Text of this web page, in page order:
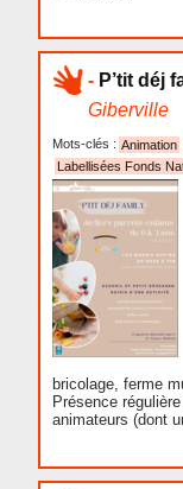
- P’tit déj
Giberville
Mots-clés : Animation
Labellisées Fonds
bricolage, ferme
Présence
animateurs (dont